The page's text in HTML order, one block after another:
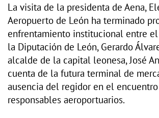
La visita de la presidenta de Aena,
Aeropuerto de León ha terminado
enfrentamiento institucional entre
la Diputación de León, Gerardo
alcalde de la capital leonesa, José
cuenta de la futura terminal de
ausencia del regidor en el
responsables aeroportuarios.